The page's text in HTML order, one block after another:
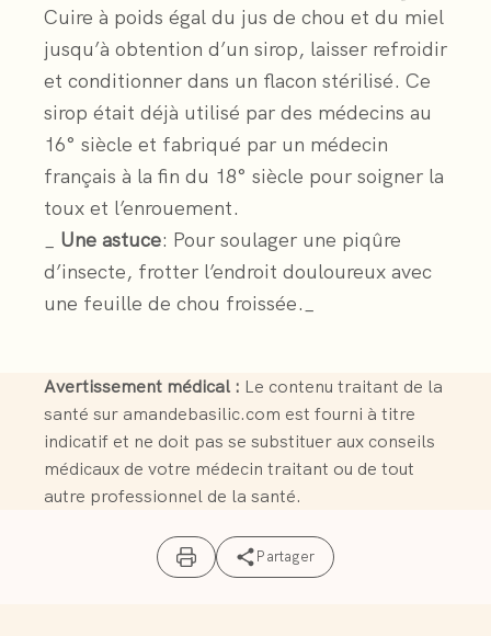
Cuire à poids égal du jus de chou et du miel
jusqu’à obtention d’un sirop, laisser refroidir
et conditionner dans un flacon stérilisé. Ce
sirop était déjà utilisé par des médecins au
16° siècle et fabriqué par un médecin
français à la fin du 18° siècle pour soigner la
toux et l’enrouement.
Une astuce: Pour soulager une piqûre
d’insecte, frotter l’endroit douloureux avec
une feuille de chou froissée._
Avertissement médical : Le contenu traitant de la
santé sur amandebasilic.com est fourni à titre
indicatif et ne doit pas se substituer aux conseils
médicaux de votre médecin traitant ou de tout
autre professionnel de la santé.
Partager